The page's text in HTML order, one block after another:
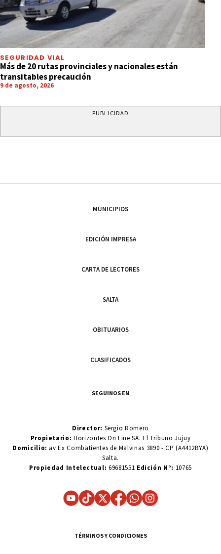
SEGURIDAD VIAL
Más de 20 rutas provinciales y nacionales están
transitables precaución
9 de agosto, 2026
PUBLICIDAD
MUNICIPIOS
EDICIÓN IMPRESA
CARTA DE LECTORES
SALTA
OBITUARIOS
CLASIFICADOS
SEGUINOS EN
Director: Sergio Romero
Propietario:Horizontes On Line SA. El Tribuno Jujuy
Domicilio: av Ex Combatientes de Malvinas 3890 - CP (A4412BYA)
Salta.
Propiedad Intelectual: 69681551 Edición N°: 10765
TÉRMINOS Y CONDICIONES